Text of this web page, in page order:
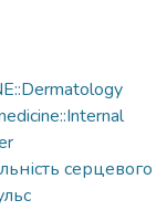
серцевого